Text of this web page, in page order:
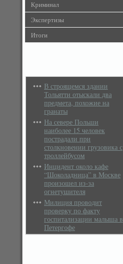
Криминал
Экспертизы
Итоги
В строящемся здании
Тольятти отыскали два
предмета, похожие на
гранаты
На севере Польши
наиболее 15 человек
пострадали при
столкновении грузовика с
троллейбусом
Инцидент около кафе
“Шоколадница” в Москве
произошел из-за
огнетушителя
Милиция проводит
проверку по факту
госпитализации малыша в
Петергофе